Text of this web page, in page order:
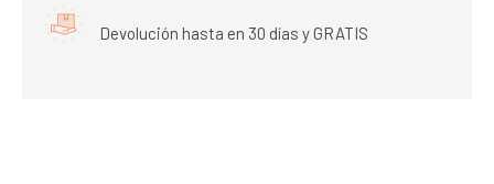
Devolución hasta en 30 días y GRATIS